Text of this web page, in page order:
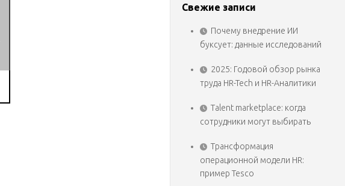
Свежие записи
Почему внедрение ИИ
буксует: данные исследований
2025: Годовой обзор рынка
труда HR-Tech и HR-Аналитики
Talent marketplace: когда
сотрудники могут выбирать
Трансформация
операционной модели HR:
пример Tesco